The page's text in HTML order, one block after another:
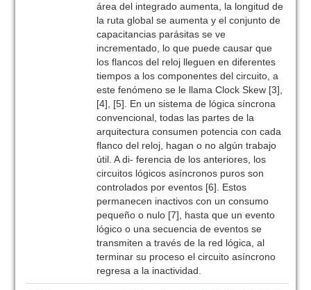
área del integrado aumenta, la longitud de
la ruta global se aumenta y el conjunto de
capacitancias parásitas se ve
incrementado, lo que puede causar que
los flancos del reloj lleguen en diferentes
tiempos a los componentes del circuito, a
este fenómeno se le llama Clock Skew [3],
[4], [5]. En un sistema de lógica síncrona
convencional, todas las partes de la
arquitectura consumen potencia con cada
flanco del reloj, hagan o no algún trabajo
útil. A di- ferencia de los anteriores, los
circuitos lógicos asíncronos puros son
controlados por eventos [6]. Estos
permanecen inactivos con un consumo
pequeño o nulo [7], hasta que un evento
lógico o una secuencia de eventos se
transmiten a través de la red lógica, al
terminar su proceso el circuito asíncrono
regresa a la inactividad.